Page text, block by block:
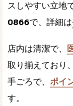
スしやすい立地
0866で、詳細は
店内は清潔で、
取り揃えており
手ごろで、 ポイ
す。